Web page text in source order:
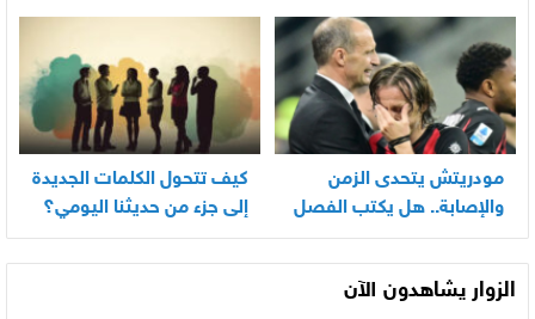
بسرعة
مودريتش يتحدى الزمن
والإصابة.. هل يكتب الفصل
الأخير في أسطورته
المونديالية؟
كيف تتحول الكلمات الجديدة
إلى جزء من حديثنا اليومي؟
الزوار يشاهدون الآن